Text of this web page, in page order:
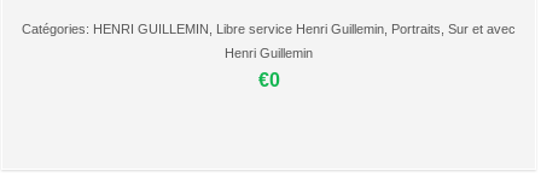
Catégories: HENRI GUILLEMIN Libre service Henri Guillemin Portraits Sur et avec
Henri Guillemin
€0